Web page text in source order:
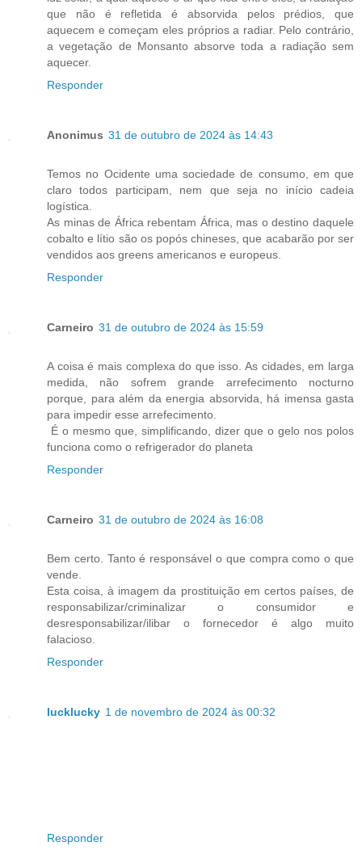
que não é refletida é absorvida pelos prédios, que
aquecem e começam eles próprios a radiar. Pelo contrário,
a vegetação de Monsanto absorve toda a radiação sem
aquecer.
Responder
Anonimus 31 de outubro de 2024 às 14:43
Temos no Ocidente uma sociedade de consumo, em que
claro todos participam, nem que seja no início cadeia
logística.
As minas de África rebentam África, mas o destino daquele
cobalto e lítio são os popós chineses, que acabarão por ser
vendidos aos greens americanos e europeus.
Responder
Carneiro 31 de outubro de 2024 às 15:59
A coisa é mais complexa do que isso. As cidades, em larga
medida, não sofrem grande arrefecimento nocturno
porque, para além da energia absorvida, há imensa gasta
para impedir esse arrefecimento.
É o mesmo que, simplificando, dizer que o gelo nos polos
funciona como o refrigerador do planeta
Responder
Carneiro 31 de outubro de 2024 às 16:08
Bem certo. Tanto é responsável o que compra como o que
vende.
Esta coisa, à imagem da prostituição em certos países, de
responsabilizar/criminalizar o consumidor e
desresponsabilizar/ilibar o fornecedor é algo muito
falacioso.
Responder
lucklucky 1 de novembro de 2024 às 00:32
Responder